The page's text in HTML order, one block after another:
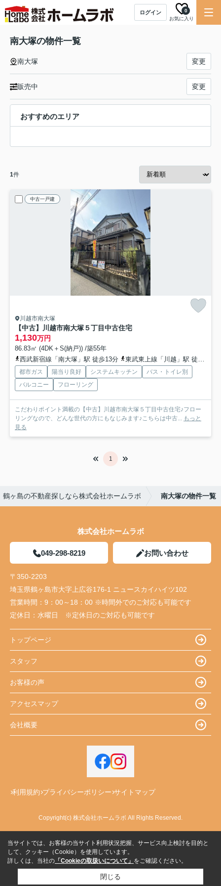
ログイン
お気に入り
0
南大塚の物件一覧
南大塚 変更
販売中 変更
おすすめのエリア
1件
中古一戸建
川越市南大塚
【中古】川越市南大塚５丁目中古住宅
1,130万円
86.83㎡ (4DK＋S(納戸)) /築55年
西武新宿線「南大塚」駅 徒歩13分
東武東上線「川越」駅 徒歩41分
都市ガス 陽当り良好 システムキッチン
バス・トイレ別
バルコニー
フローリング
こだわりポイント満載の【中古】川越市南大塚５丁目中古住宅♪フロー
リングなので、どんな世代の方にもなじみます♪こちらは中古... もっと
見る
1
鶴ヶ島の不動産探しなら株式会社ホームラボ 南大塚の物件一覧
株式会社ホームラボ
049-298-8219 お問い合わせ
〒350-2203
埼玉県鶴ヶ島市大字上広谷176-1 ニュースカイハイツ102
営業時間： 9：00～18：00 ※時間外でのご対応も可能です
定休日： 水曜日 ※定休日のご対応も可能です
トップページ
スタッフ
お客様の声
アクセスマップ
会社概要
利用規約 プライバシーポリシー サイトマップ
Copyright(c) 株式会社ホームラボ All Rights Reserved.
当サイトでは、お客様の当サイト利用状況把握、サービス向上検討を目的と
して、クッキー（Cookie）を使用しています。
詳しくは、当社の 「Cookieの取扱いについて」 をご確認ください。
閉じる